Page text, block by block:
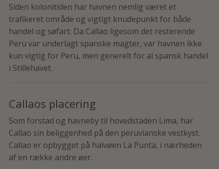
Siden kolonitiden har havnen nemlig været et
trafikeret område og vigtigt knudepunkt for både
handel og søfart. Da Callao ligesom det resterende
Peru var underlagt spanske magter, var havnen ikke
kun vigtig for Peru, men generelt for al spansk handel
i Stillehavet.
Callaos placering
Som forstad og havneby til hovedstaden Lima, har
Callao sin beliggenhed på den peruvianske vestkyst.
Callao er opbygget på halvøen La Punta, i nærheden
af en række andre øer.